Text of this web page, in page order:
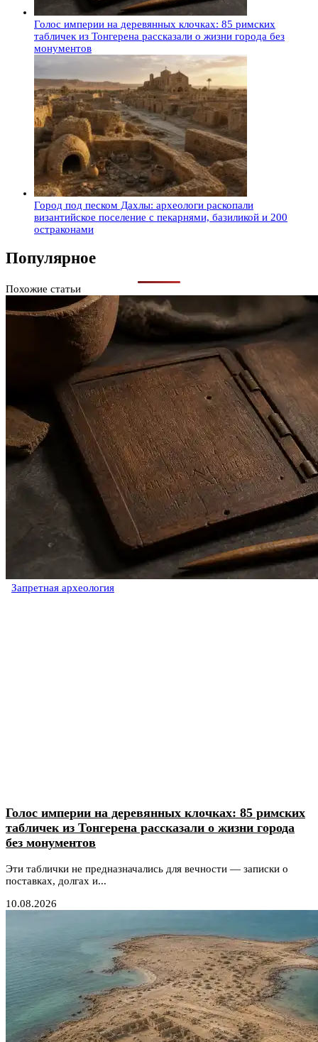
Голос империи на деревянных клочках: 85 римских
табличек из Тонгерена рассказали о жизни города без
монументов
Город под песком Дахлы: археологи раскопали
византийское поселение с пекарнями, базиликой и 200
остраконами
Популярное
Похожие статьи
Запретная археология
Голос империи на деревянных клочках: 85 римских
табличек из Тонгерена рассказали о жизни города
без монументов
Эти таблички не предназначались для вечности — записки о
поставках, долгах и...
10.08.2026